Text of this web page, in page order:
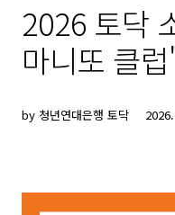
2026 토닥
마니또 클
by 청년연대은행 토닥